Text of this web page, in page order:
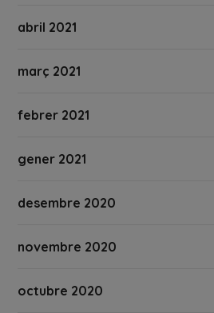
abril 2021
març 2021
febrer 2021
gener 2021
desembre 2020
novembre 2020
octubre 2020